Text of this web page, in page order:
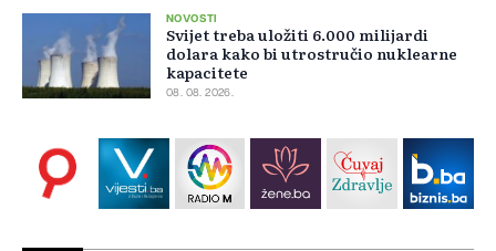
NOVOSTI
Svijet treba uložiti 6.000 milijardi
dolara kako bi utrostručio nuklearne
kapacitete
08. 08. 2026.